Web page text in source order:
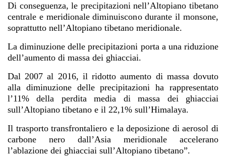
Di conseguenza, le precipitazioni nell’Altopiano tibetano
centrale e meridionale diminuiscono durante il monsone,
soprattutto nell’Altopiano tibetano meridionale.
La diminuzione delle precipitazioni porta a una riduzione
dell’aumento di massa dei ghiacciai.
Dal 2007 al 2016, il ridotto aumento di massa dovuto
alla diminuzione delle precipitazioni ha rappresentato
l’11% della perdita media di massa dei ghiacciai
sull’Altopiano tibetano e il 22,1% sull’Himalaya.
Il trasporto transfrontaliero e la deposizione di aerosol di
carbone nero dall’Asia meridionale accelerano
l’ablazione dei ghiacciai sull’Altopiano tibetano”.